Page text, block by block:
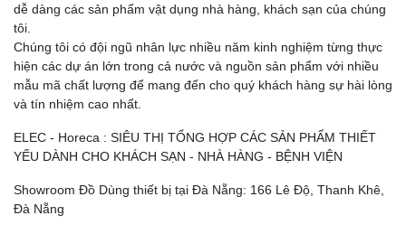
dễ dàng các sản phẩm vật dụng nhà hàng, khách sạn của chúng
tôi.
Chúng tôi có đội ngũ nhân lực nhiều năm kinh nghiệm từng thực
hiện các dự án lớn trong cả nước và nguồn sản phẩm với nhiều
mẫu mã chất lượng để mang đến cho quý khách hàng sự hài lòng
và tín nhiệm cao nhất.
ELEC - Horeca : SIÊU THỊ TỔNG HỢP CÁC SẢN PHẨM THIẾT
YẾU DÀNH CHO KHÁCH SẠN - NHÀ HÀNG - BỆNH VIỆN
Showroom Đồ Dùng thiết bị tại Đà Nẵng: 166 Lê Độ, Thanh Khê,
Đà Nẵng